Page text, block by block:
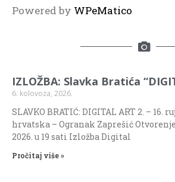
Powered by WPeMatico
IZLOŽBA: Slavka Bratića
6. kolovoza, 2026.
SLAVKO BRATIĆ: DIGITAL ART 2. – 16.
hrvatska – Ogranak Zaprešić
2026. u 19 sati Izložba Digital
Pročitaj više »